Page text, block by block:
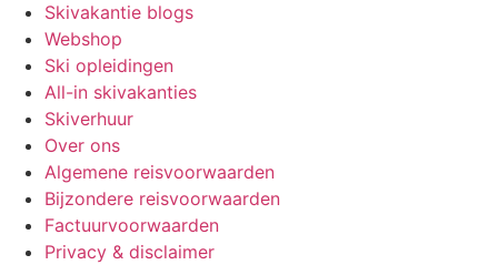
Skivakantie blogs
Webshop
Ski opleidingen
All-in skivakanties
Skiverhuur
Over ons
Algemene reisvoorwaarden
Bijzondere reisvoorwaarden
Factuurvoorwaarden
Privacy & disclaimer